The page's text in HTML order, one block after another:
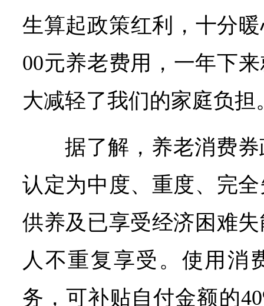
生算起政策红利，十分
00元养老费用，一年下
大减轻了我们的家庭负担
据了解，养老消费
认定为中度、重度、完
供养及已享受经济困难
人不重复享受。使用消
务，可补贴自付金额的